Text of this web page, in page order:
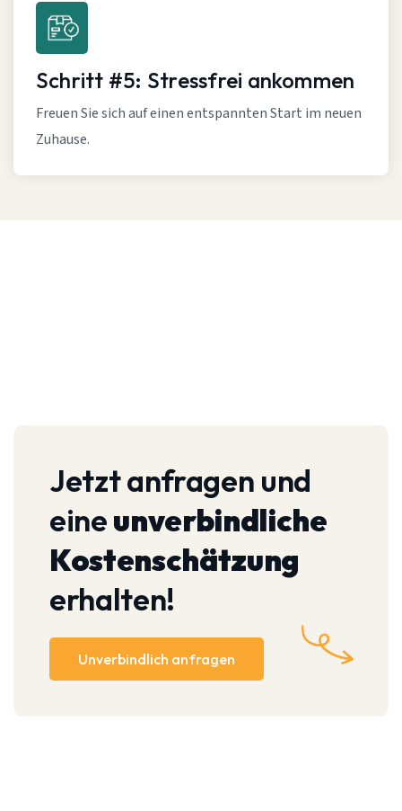
Schritt #5: Stressfrei ankommen
Freuen Sie sich auf einen entspannten Start im neuen
Zuhause.
Jetzt anfragen und
eineunverbindliche
Kostenschätzung
erhalten!
Unverbindlich anfragen